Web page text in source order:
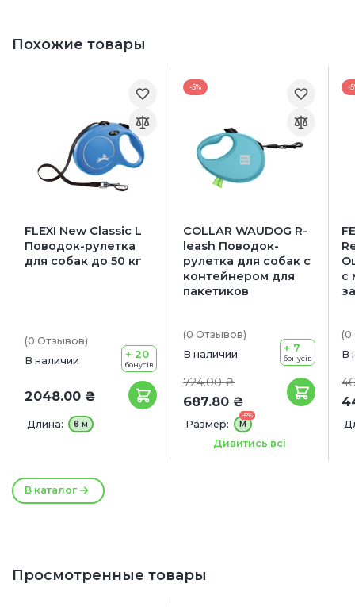
Похожие товары
В каталог
FLEXI New Classic L
Поводок-рулетка
для собак до 50 кг
(0 Отзывов)
В наличии
2048.00 ₴
+ 20
бонусів
Длина: 8 м
-5%
COLLAR WAUDOG R-
leash Поводок-
рулетка для собак с
контейнером для
пакетиков
(0 Отзывов)
В наличии
724.00 ₴
687.80 ₴
+ 7
бонусів
Размер:
-5%
М
Длина: 5 м
Дивитись всі
-
с
(0
В
Просмотренные товары